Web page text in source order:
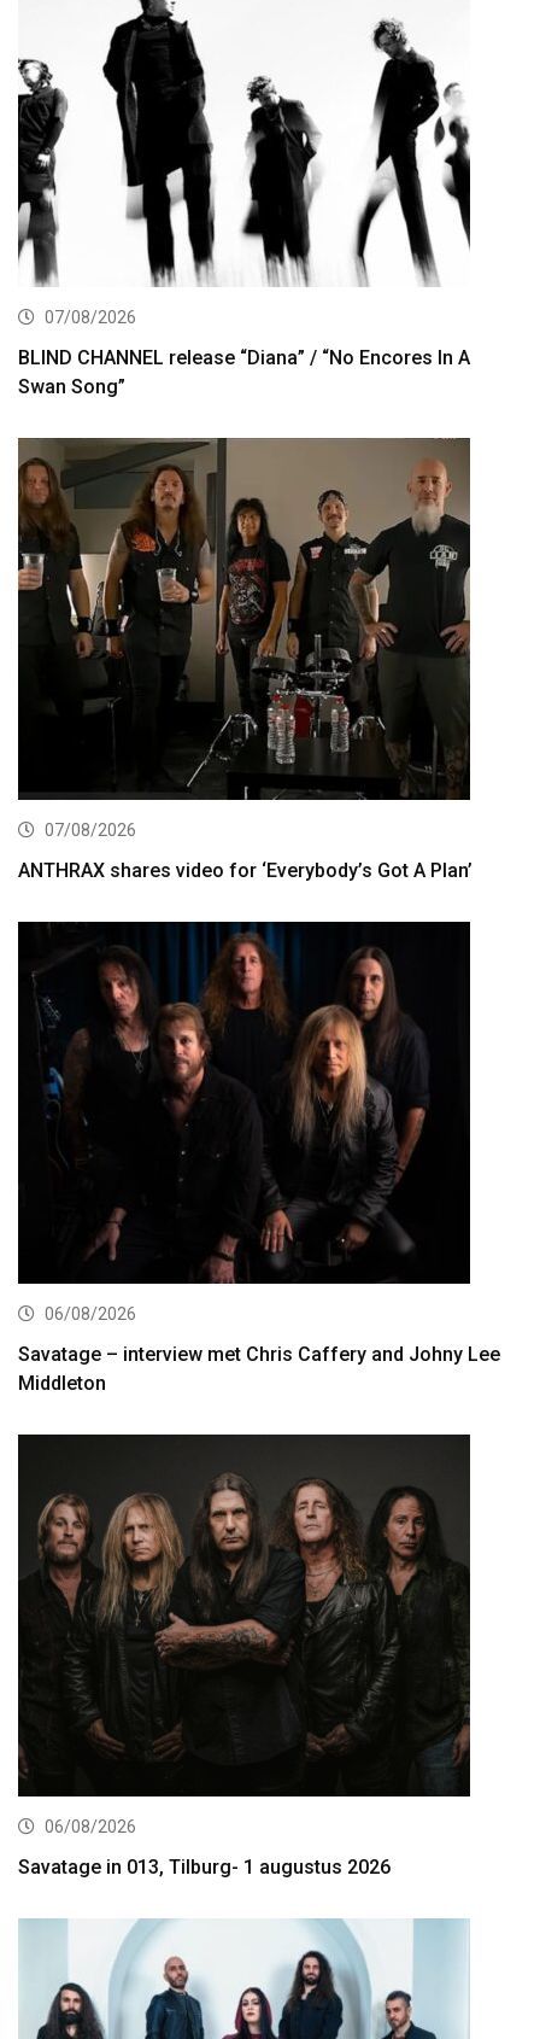
07/08/2026
BLIND CHANNEL release “Diana” / “No Encores In A
Swan Song”
07/08/2026
ANTHRAX shares video for ‘Everybody’s Got A Plan’
06/08/2026
Savatage – interview met Chris Caffery and Johny Lee
Middleton
06/08/2026
Savatage in 013, Tilburg- 1 augustus 2026